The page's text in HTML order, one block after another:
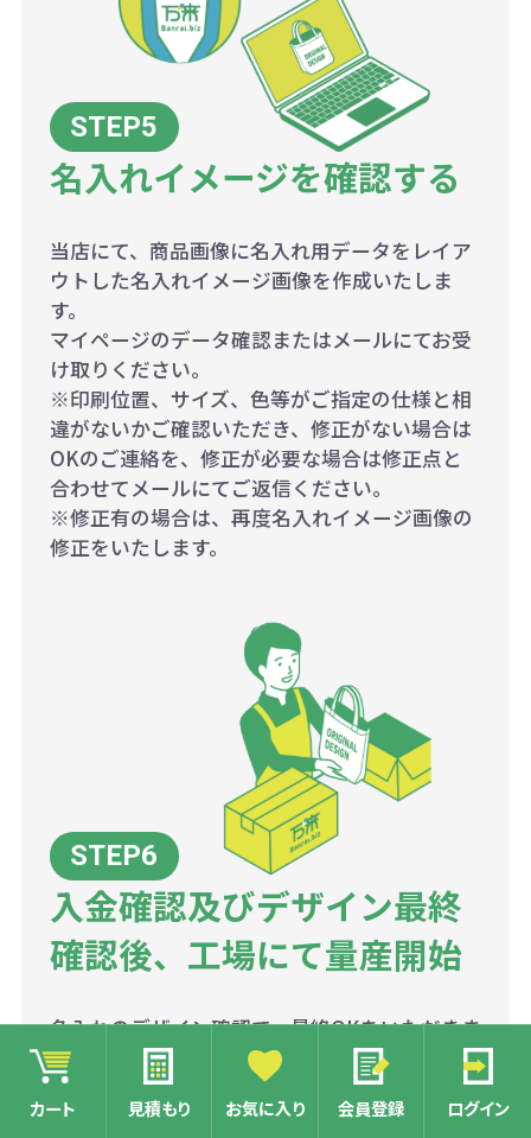
カート 見積もり お気に入り 会員登録 ログイン
名入れイメージを確認する
当店にて、商品画像に名入れ用データをレイア
ウトした名入れイメージ画像を作成いたしま
す。
マイページのデータ確認またはメールにてお受
け取りください。
※印刷位置、サイズ、色等がご指定の仕様と相
違がないかご確認いただき、修正がない場合は
OKのご連絡を、修正が必要な場合は修正点と
合わせてメールにてご返信ください。
※修正有の場合は、再度名入れイメージ画像の
修正をいたします。
入金確認及びデザイン最終
確認後、工場にて量産開始
名入れのデザイン確認で、最終OKをいただきま
したら、工場にて量産を開始いたします。
銀行振込の方は、入金確認後、商品の量産に入
ります。